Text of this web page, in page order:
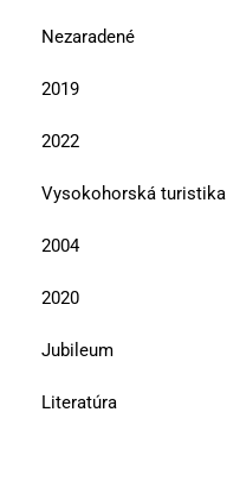
Nezaradené
2019
2022
Vysokohorská turistika
2004
2020
Jubileum
Literatúra